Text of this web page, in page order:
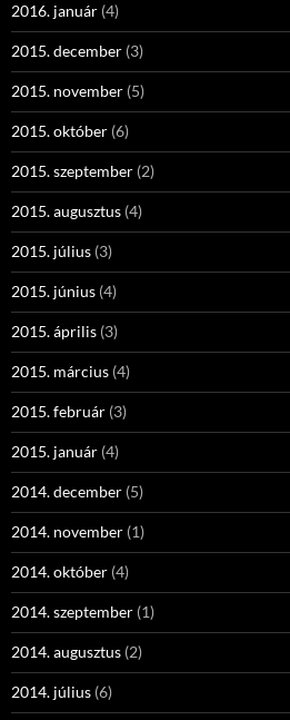
2016. január (4)
2015. december (3)
2015. november (5)
2015. október (6)
2015. szeptember (2)
2015. augusztus (4)
2015. július (3)
2015. június (4)
2015. április (3)
2015. március (4)
2015. február (3)
2015. január (4)
2014. december (5)
2014. november (1)
2014. október (4)
2014. szeptember (1)
2014. augusztus (2)
2014. július (6)